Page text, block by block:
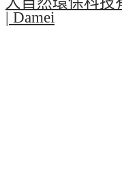
| Damei